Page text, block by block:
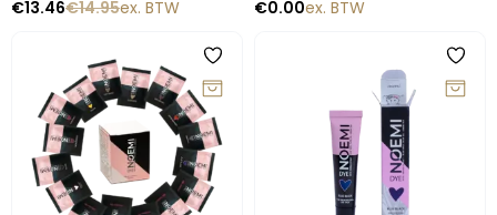
€14.95
€13.46 ex. BTW
€0.00ex. BTW